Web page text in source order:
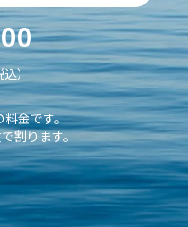
込）
料金です。
割ります。